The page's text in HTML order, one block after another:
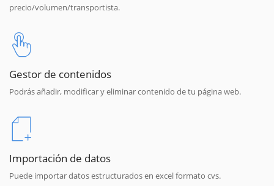
precio/volumen/transportista.
Gestor de contenidos
Podrás añadir, modificar y eliminar contenido de tu página web.
Importación de datos
Puede importar datos estructurados en excel formato cvs.